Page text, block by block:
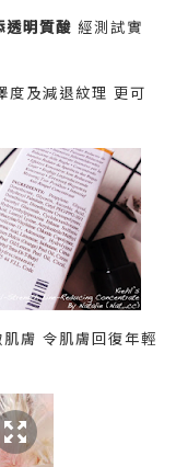
透明質酸 經測試實
度及減退紋理 更可
膚 令肌膚回復年輕